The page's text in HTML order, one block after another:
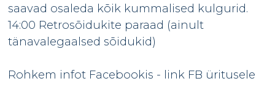
saavad osaleda kõik kummalised kulgurid.
14:00 Retrosõidukite paraad (ainult
tänavalegaalsed sõidukid)
Rohkem infot Facebookis - link FB üritusele